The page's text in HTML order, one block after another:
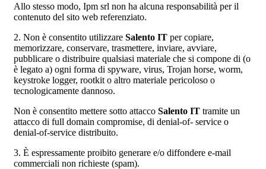
Allo stesso modo, Ipm srl non ha alcuna responsabilità per il
contenuto del sito web referenziato.
2. Non è consentito utilizzare Salento IT per copiare,
memorizzare, conservare, trasmettere, inviare, avviare,
pubblicare o distribuire qualsiasi materiale che si compone di (o
è legato a) ogni forma di spyware, virus, Trojan horse, worm,
keystroke logger, rootkit o altro materiale pericoloso o
tecnologicamente dannoso.
Non è consentito mettere sotto attacco Salento IT tramite un
attacco di full domain compromise, di denial-of- service o
denial-of-service distribuito.
3. È espressamente proibito generare e/o diffondere e-mail
commerciali non richieste (spam).